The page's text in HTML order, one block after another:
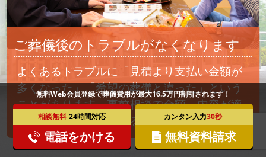
ご葬儀後のトラブルがなくなります
よくあるトラブルに「見積より支払い金額が
多くなった」「希望の葬儀と違った」という
ことがあります。事前相談で金額、内容が適
切かどうかチェックすることができます。
無料Web会員登録で葬儀費用が最大16.5万円割引されます！
相談無料 24時間対応
電話をかける
カンタン入力30秒
無料資料請求